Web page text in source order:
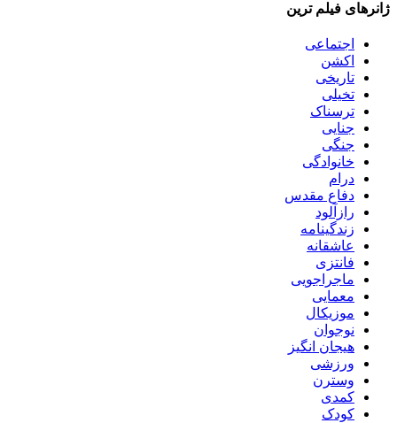
ژانرهای فیلم ترین
اجتماعی
اکشن
تاریخی
تخیلی
ترسناک
جنایی
جنگی
خانوادگی
درام
دفاع مقدس
رازآلود
زندگینامه
عاشقانه
فانتزی
ماجراجویی
معمایی
موزیکال
نوجوان
هیجان انگیز
ورزشی
وسترن
کمدی
کودک